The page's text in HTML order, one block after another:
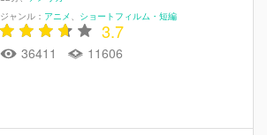
ジャンル： アニメ ショートフィルム・短編
3.7
36411 11606